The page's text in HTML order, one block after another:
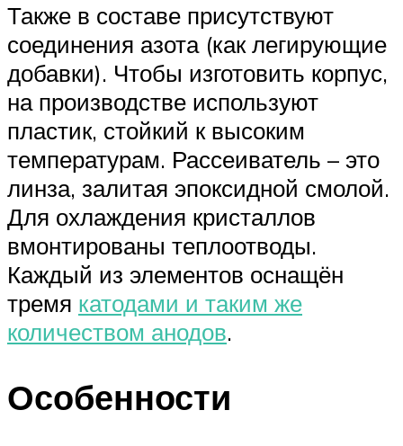
Также в составе присутствуют
соединения азота (как легирующие
добавки). Чтобы изготовить корпус,
на производстве используют
пластик, стойкий к высоким
температурам. Рассеиватель – это
линза, залитая эпоксидной смолой.
Для охлаждения кристаллов
вмонтированы теплоотводы.
Каждый из элементов оснащён
тремя катодами и таким же
количеством анодов.
Особенности